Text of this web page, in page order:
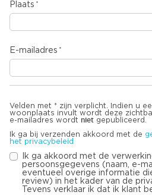
Plaats
E-mailadres
Velden met * zijn verplicht. Indien u
woonplaats invult wordt deze
e-mailadres wordt niet gepubliceerd.
Ik ga bij verzenden akkoord met de
het privacybeleid
Ik ga akkoord met de
persoonsgegevens (naam, e-
eventueel overige informatie
review) in het kader van de
Tevens verklaar ik dat ik klant